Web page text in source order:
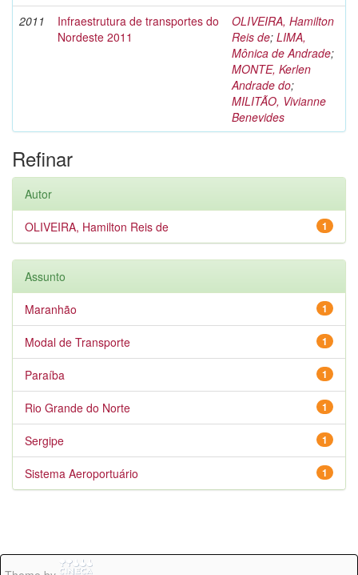
2011
Infraestrutura de transportes do
Nordeste 2011
OLIVEIRA, Hamilton
Reis de; LIMA,
Mônica de Andrade;
MONTE, Kerlen
Andrade do;
MILITÃO, Vivianne
Benevides
Refinar
Autor
1
OLIVEIRA, Hamilton Reis de
Assunto
1
Maranhão
1
Modal de Transporte
1
Paraíba
1
Rio Grande do Norte
1
Sergipe
1
Sistema Aeroportuário